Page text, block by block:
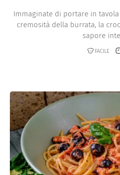
Immaginate di portare in
cremosità della burrata, la
sapore
FACILE